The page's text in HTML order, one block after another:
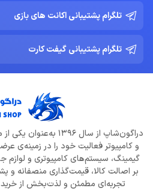
تلگرام پشتیبانی اکانت های بازی
تلگرام پشتیبانی گیفت کارت
دراگون‌شاپ از سال
و کامپیوتر فعالیت خود را در زمینه‌ی
گیمینگ، سیستم‌های کامپیوتری و لوازم
بر اصالت کالا، قیمت‌گذاری منصفانه و
تجربه‌ای مطمئن و لذت‌بخش از خرید